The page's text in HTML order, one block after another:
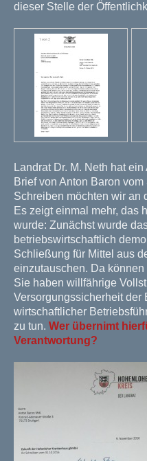
dieser Stelle der
Landrat Dr. M. Neth hat
Brief von Anton Baron
Schreiben möchten wir an
Es zeigt einmal mehr, das
wurde: Zunächst wurde
betriebswirtschaftlich
Schließung für Mittel aus
einzutauschen. Da
Sie haben willfährige
Versorgungssicherheit der
wirtschaftlicher
zu tun. Wer übernimt
Verantwortung?